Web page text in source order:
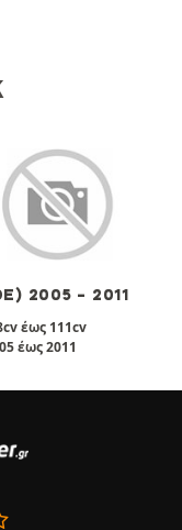
2005 - 2011
έως 111cv
έως 2011